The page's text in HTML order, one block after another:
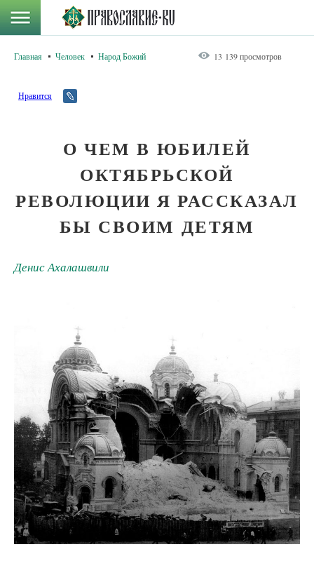
Главная Человек Народ Божий 13 139 просмотров
Нравится
О ЧЕМ В ЮБИЛЕЙ
ОКТЯБРЬСКОЙ
РЕВОЛЮЦИИ Я РАССКАЗАЛ
БЫ СВОИМ ДЕТЯМ
Денис Ахалашвили